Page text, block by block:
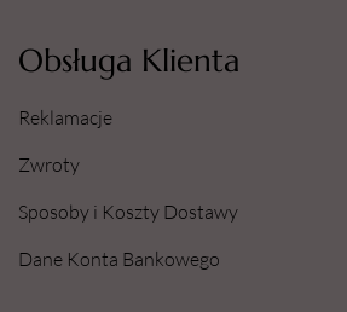
Obsługa Klienta
Reklamacje
Zwroty
Sposoby i Koszty Dostawy
Dane Konta Bankowego